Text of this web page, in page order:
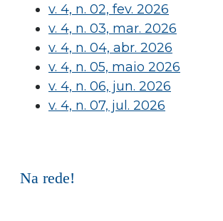
v. 4, n. 02, fev. 2026
v. 4, n. 03, mar. 2026
v. 4, n. 04, abr. 2026
v. 4, n. 05, maio 2026
v. 4, n. 06, jun. 2026
v. 4, n. 07, jul. 2026
Na rede!